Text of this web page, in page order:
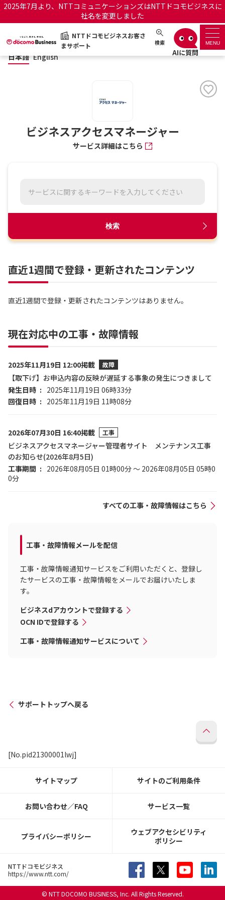
2025年7月より、NTTコミュニケーションズはNTTドコモビジネスに
社名を変更しました
NTTドコモビジネスお客さ
まサポート
検索 MENU
NTTドコモビジネスお客さまサポート 日本語 English
サポートトップ
サポートサイトの使い方
日本語 English
ビジネスアクセスマネージャー
サービス詳細はこちら
検索
直近1週間で登録・更新されたコンテンツ
直近1週間で登録・更新されたコンテンツはありません。
現在対応中の工事・故障情報
2025年11月19日 12:00掲載 故障
【取下げ】お申込内容の反映が遅延する事象の発生につきまして
発生日時
2025年11月19日 06時33分
回復日時
2025年11月19日 11時08分
2026年07月30日 16:40掲載 工事
ビジネスアクセスマネージャー管理者サイト メンテナンス工事
のお知らせ(2026年8月5日)
工事期間
2026年08月05日 01時00分 ～ 2026年08月05日 05時0
0分
すべての工事・故障情報はこちら
工事・故障情報メールを配信
工事・故障情報通知サービスをご利用いただくと、登録し
たサービスの工事・故障情報をメールでお届けいたしま
す。
ビジネスdアカウントで登録する
OCN IDで登録する
工事・故障情報通知サービスについて
サポートトップへ戻る
[No.pid21300001lwj]
サイトマップ サイトのご利用条件
お問い合わせ／FAQ サービス一覧
プライバシーポリシー
ウェブアクセシビリティ
ポリシー
NTTドコモビジネス
https://www.ntt.com/
© NTT DOCOMO BUSINESS, Inc. All Rights Reserved.